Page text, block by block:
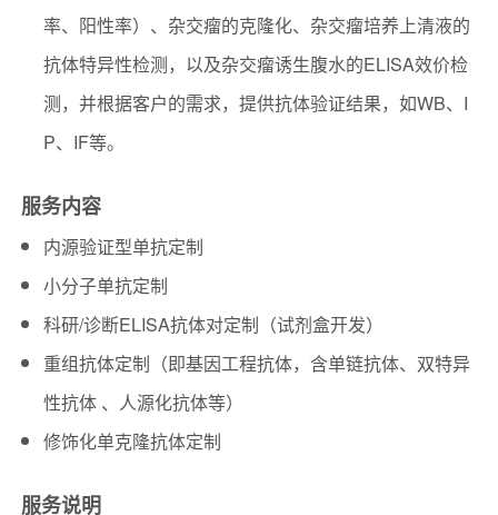
率、阳性率）、杂交瘤的克隆化、杂交瘤培养上清液的
抗体特异性检测，以及杂交瘤诱生腹水的ELISA效价检
测，并根据客户的需求，提供抗体验证结果，如WB、I
P、IF等。
服务内容
内源验证型单抗定制
小分子单抗定制
科研/诊断ELISA抗体对定制（试剂盒开发）
重组抗体定制（即基因工程抗体，含单链抗体、双特异
性抗体 、人源化抗体等）
修饰化单克隆抗体定制
服务说明